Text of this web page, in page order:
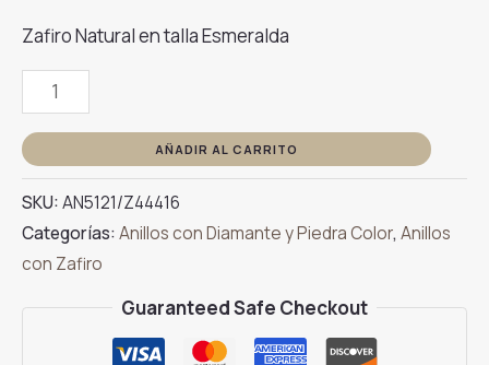
Zafiro Natural en talla Esmeralda
Anillo
Zafiro
Con
2
Brillantes
Oro
Blanco
AÑADIR AL CARRITO
SKU:AN5121/Z44416
Categorías:Anillos con Diamante y Piedra Color,Anillos
con Zafiro
Guaranteed Safe Checkout